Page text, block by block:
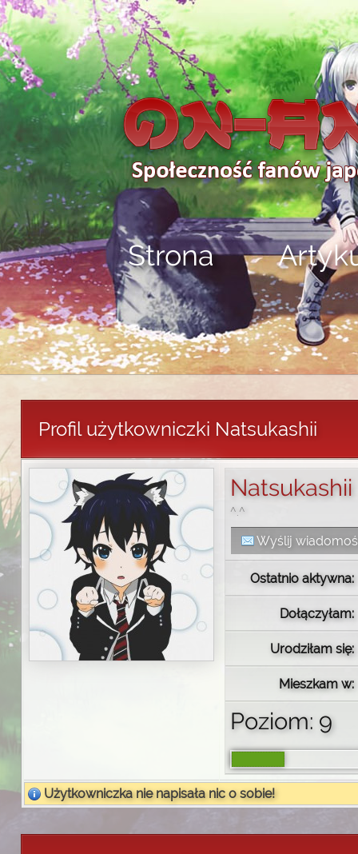
Strona
Profil użytkowniczki Natsukashii
Natsukashii
^.^
Wyślij
Ostatnio aktywna:
Dołączyłam:
Urodziłam się:
Mieszkam w:
Poziom: 9
Użytkowniczka nie napisała nic o sobie!